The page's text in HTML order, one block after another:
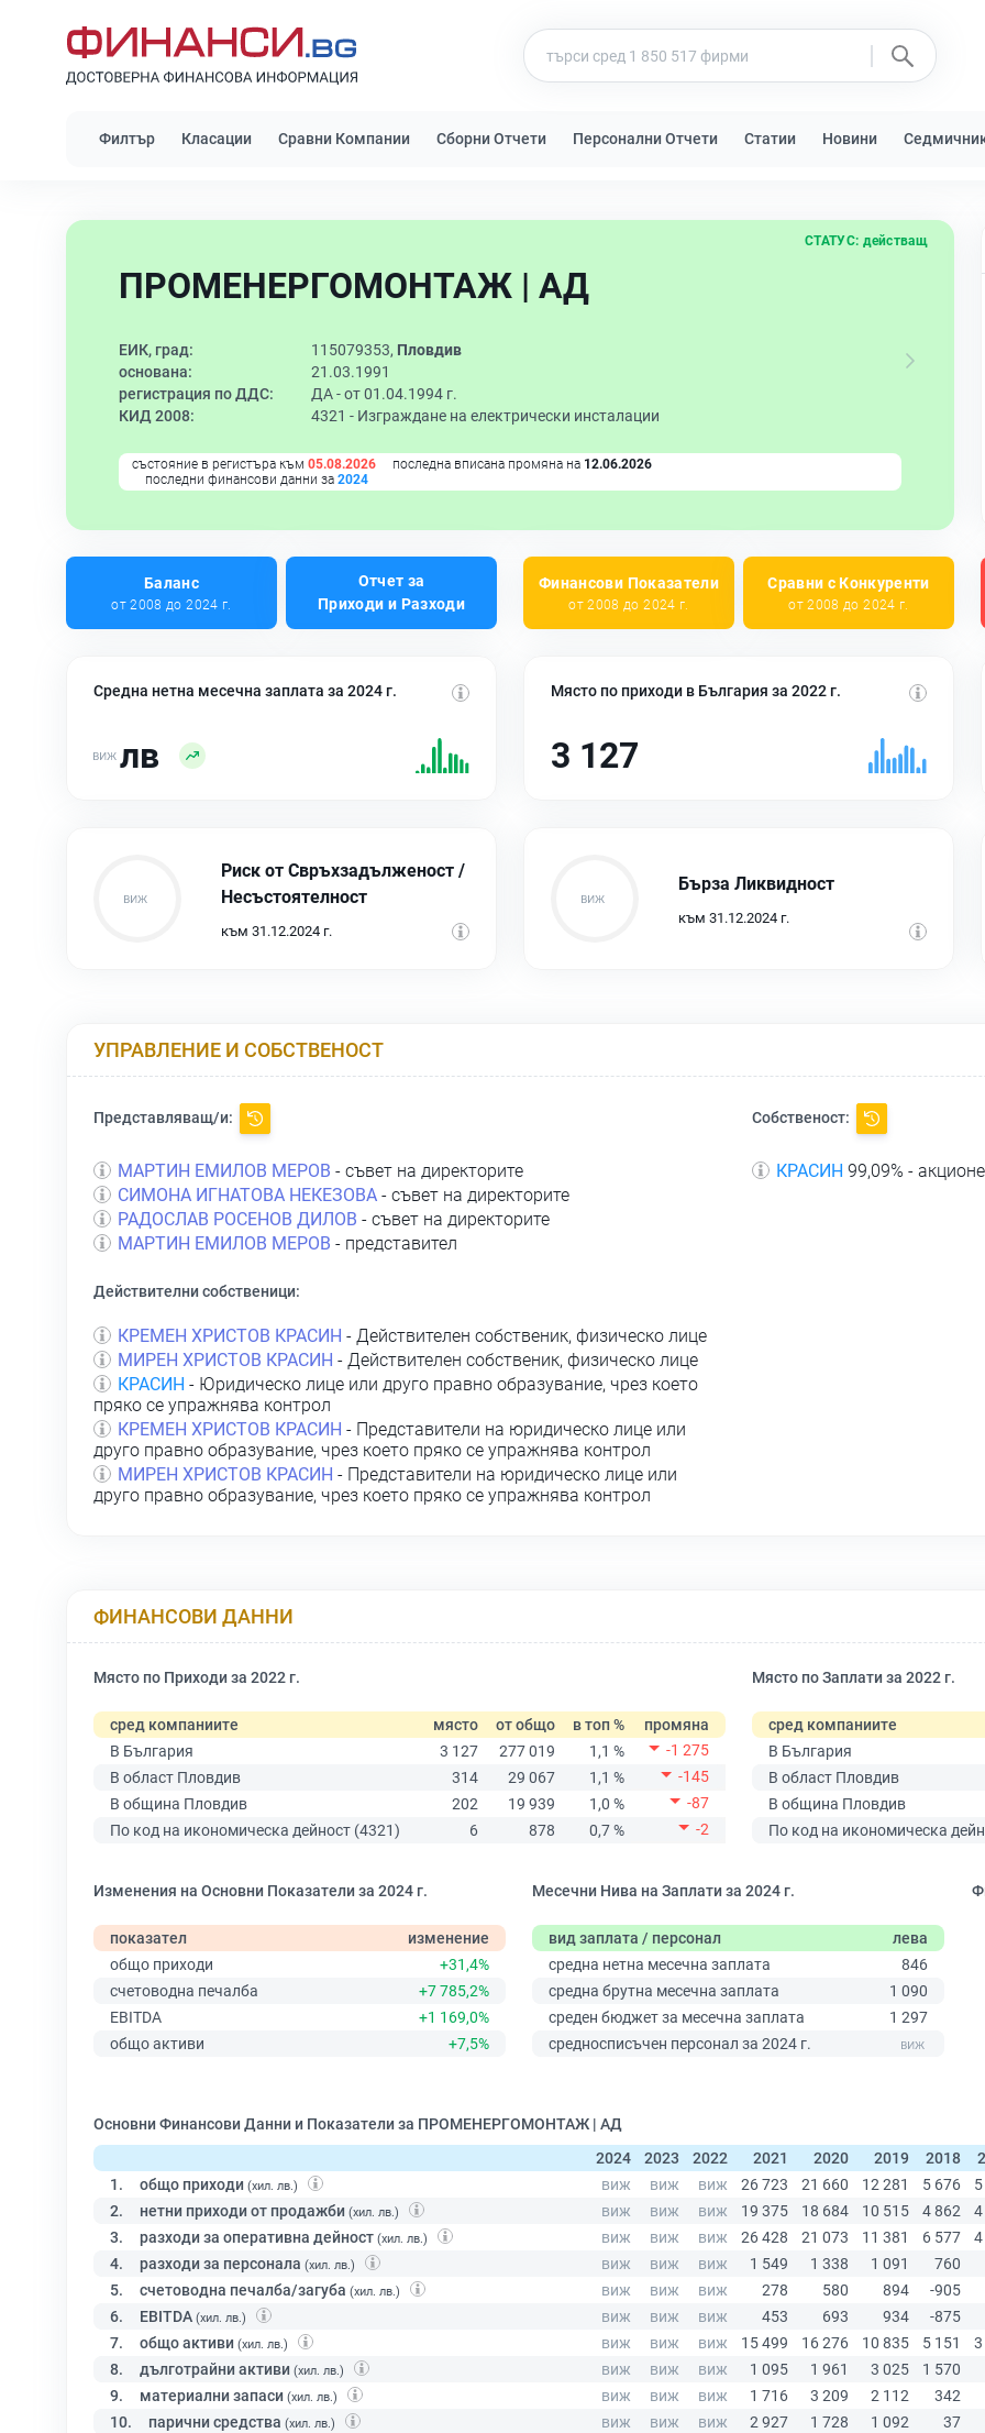
Филтър Класации Сравни Компании Сборни Отчети Персонални Отчети Статии Новини
ПРОМЕНЕРГОМОНТАЖ | АД
СТАТУС: действащ
ЕИК, град: 115079353, Пловдив
основана:
21.03.1991
регистрация по ДДС:
ДА - от 01.04.1994 г.
КИД 2008:
4321 - Изграждане на електрически инсталации
състояние в регистъра към 05.08.2026 последна вписана промяна на 12.06.2026
последни финансови данни за 2024
Баланс
от 2008 до 2024 г.
Отчет за
Приходи и Разходи
Финансови Показатели
от 2008 до 2024 г.
Сравни с Конкуренти
от 2008 до 2024 г.
Средна нетна месечна заплата за 2024 г.
лв
Място по приходи в България за 2022 г.
3 127
Риск от Свръхзадълженост /
Несъстоятелност
към 31.12.2024 г.
Бърза Ликвидност
към 31.12.2024 г.
УПРАВЛЕНИЕ И СОБСТВЕНОСТ
Представляващ/и:
МАРТИН ЕМИЛОВ МЕРОВ - съвет на директорите
СИМОНА ИГНАТОВА НЕКЕЗОВА - съвет на директорите
РАДОСЛАВ РОСЕНОВ ДИЛОВ - съвет на директорите
МАРТИН ЕМИЛОВ МЕРОВ - представител
Собственост:
КРАСИН 99,09% -
Действителни собственици:
КРЕМЕН ХРИСТОВ КРАСИН - Действителен собственик, физическо лице
МИРЕН ХРИСТОВ КРАСИН - Действителен собственик, физическо лице
КРАСИН - Юридическо лице или друго правно образувание, чрез което
пряко се упражнява контрол
КРЕМЕН ХРИСТОВ КРАСИН - Представители на юридическо лице или
друго правно образувание, чрез което пряко се упражнява контрол
МИРЕН ХРИСТОВ КРАСИН - Представители на юридическо лице или
друго правно образувание, чрез което пряко се упражнява контрол
ФИНАНСОВИ ДАННИ
Място по Приходи за 2022 г.
сред компаниите място от общо в топ %
промяна
В България
3 127 277 019 1,1 %
-1 275
В област Пловдив
314 29 067 1,1 %
-145
В община Пловдив
202 19 939 1,0 %
-87
По код на икономическа дейност (4321)
6 878 0,7 % -2
Място по Заплати за 2022 г.
сред компаниите
В България
В област Пловдив
В община Пловдив
По код на икономическа
Изменения на Основни Показатели за 2024 г.
показател
изменение
общо приходи
+31,4%
счетоводна печалба
+7 785,2%
EBITDA
+1 169,0%
общо активи
+7,5%
Месечни Нива на Заплати за 2024 г.
вид заплата / персонал
лева
средна нетна месечна заплата
846
средна брутна месечна заплата
1 090
среден бюджет за месечна заплата
1 297
средносписъчен персонал за 2024 г.
Основни Финансови Данни и Показатели за ПРОМЕНЕРГОМОНТАЖ | АД
2024
2023 2022 2021 2020 2019 2018
1.
общо приходи (хил. лв.)
2. нетни приходи от продажби (хил. лв.)
3. разходи за оперативна дейност (хил. лв.)
4. разходи за персонала (хил. лв.)
5. счетоводна печалба/загуба (хил. лв.)
6. EBITDA (хил. лв.)
7. общо активи (хил. лв.)
8. дълготрайни активи (хил. лв.)
9. материални запаси (хил. лв.)
10. парични средства (хил. лв.)